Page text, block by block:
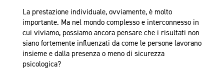
La prestazione individuale, ovviamente, è molto
importante. Ma nel mondo complesso e interconnesso in
cui viviamo, possiamo ancora pensare che i risultati non
siano fortemente influenzati da come le persone lavorano
insieme e dalla presenza o meno di sicurezza
psicologica?